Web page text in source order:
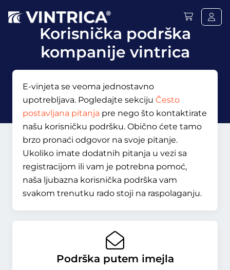
Korisnička podrška
kompanije vintrica
E-vinjeta se veoma jednostavno
upotrebljava. Pogledajte sekciju Često
postavljana pitanja pre nego što kontaktirate
našu korisničku podršku. Obično ćete tamo
brzo pronaći odgovor na svoje pitanje.
Ukoliko imate dodatnih pitanja u vezi sa
registracijom ili vam je potrebna pomoć,
naša ljubazna korisnička podrška vam
svakom trenutku rado stoji na raspolaganju.
Podrška putem imejla